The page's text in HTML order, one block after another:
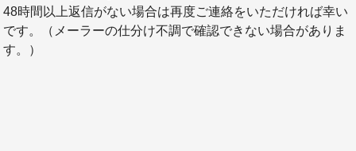
48時間以上返信がない場合は再度ご連絡をいただければ幸い
です。（メーラーの仕分け不調で確認できない場合がありま
す。）